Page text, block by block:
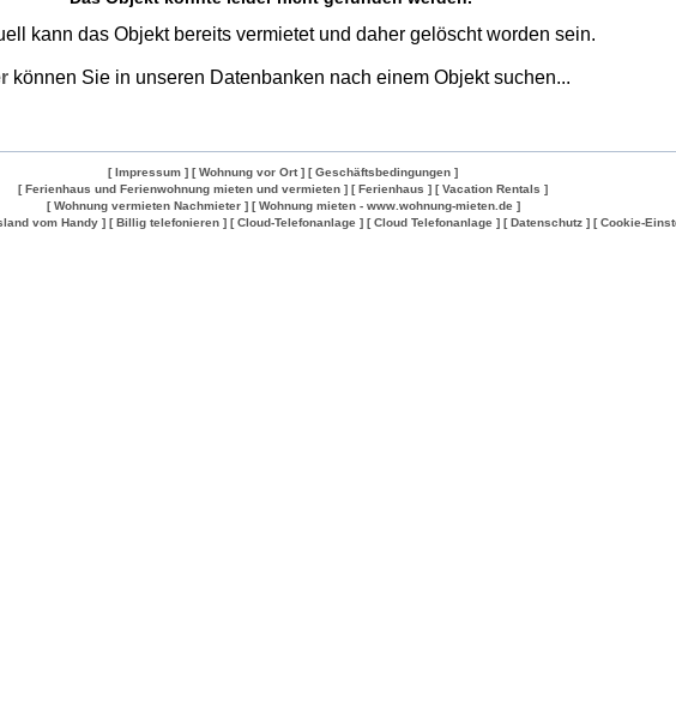
kann das Objekt bereits vermietet und daher gelöscht worden sein.
können Sie in unseren Datenbanken nach einem Objekt suchen...
[ Impressum ] [ Wohnung vor Ort ] [ Geschäftsbedingungen ]
[ Ferienhaus und Ferienwohnung mieten und vermieten ] [ Ferienhaus ] [ Vacation Rentals ]
[ Wohnung vermieten Nachmieter ] [ Wohnung mieten - www.wohnung-mieten.de ]
vom Handy ] [ Billig telefonieren ] [ Cloud-Telefonanlage ] [ Cloud Telefonanlage ] [ Datenschutz ] [ Cookie-